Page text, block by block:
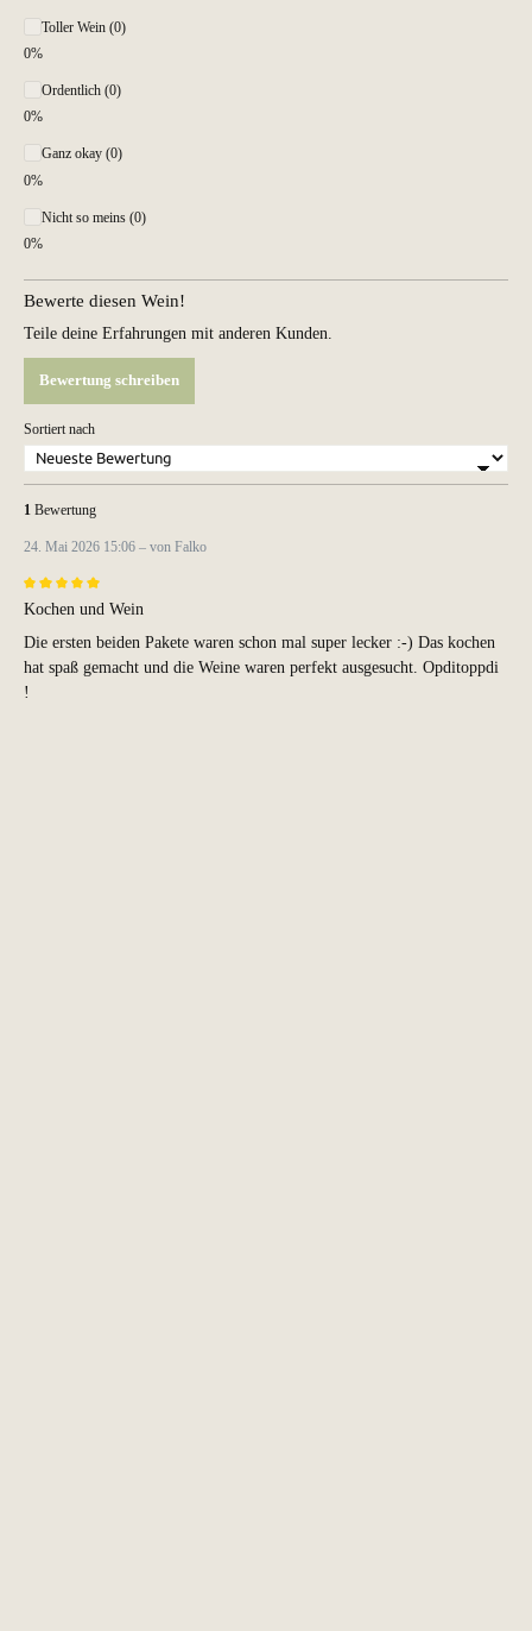
Toller Wein (0)
0%
Ordentlich (0)
0%
Ganz okay (0)
0%
Nicht so meins (0)
0%
Bewerte diesen Wein!
Teile deine Erfahrungen mit anderen Kunden.
Bewertung schreiben
Sortiert nach
1 Bewertung
24. Mai 2026 15:06 – von Falko
Bewertung mit 5 von 5 Sternen
Kochen und Wein
Die ersten beiden Pakete waren schon mal super lecker :-) Das kochen
hat spaß gemacht und die Weine waren perfekt ausgesucht. Opditoppdi
!